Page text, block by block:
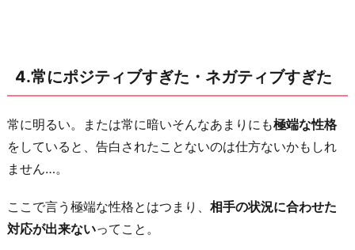
4.常にポジティブすぎた・ネガティブすぎた
常に明るい。または常に暗いそんなあまりにも極端な性格
をしていると、告白されたことないのは仕方ないかもしれ
ません…。
ここで言う極端な性格とはつまり、 相手の状況に合わせた
対応が出来ないってこと。